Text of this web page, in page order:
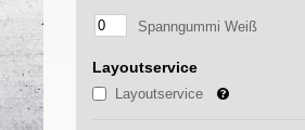
Spanngummi Weiß
Layoutservice
Layoutservice